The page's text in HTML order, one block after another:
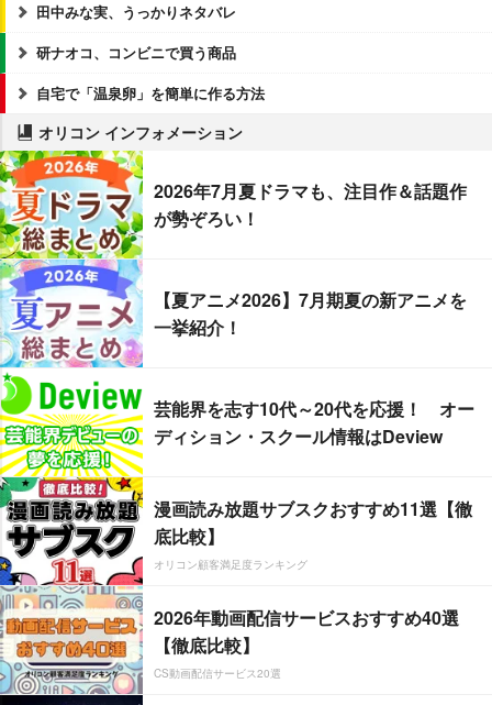
田中みな実、うっかりネタバレ
研ナオコ、コンビニで買う商品
自宅で「温泉卵」を簡単に作る方法
オリコン インフォメーション
2026年7月夏ドラマも、注目作＆話題作
が勢ぞろい！
【夏アニメ2026】7月期夏の新アニメを
一挙紹介！
芸能界を志す10代～20代を応援！ オー
ディション・スクール情報はDeview
漫画読み放題サブスクおすすめ11選【徹
底比較】
オリコン顧客満足度ランキング
2026年動画配信サービスおすすめ40選
【徹底比較】
CS動画配信サービス20選